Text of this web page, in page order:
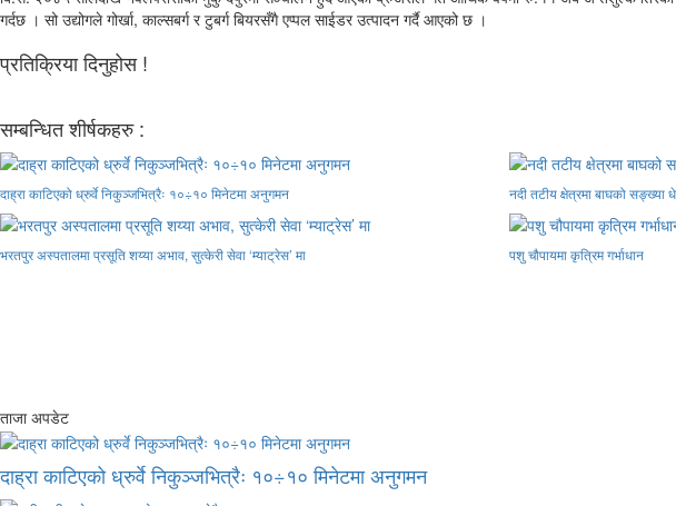
गर्दछ । सो उद्योगले गोर्खा, काल्सबर्ग र टुबर्ग बियरसँगै एप्पल साईडर उत्पादन गर्दै आएको छ ।
प्रतिक्रिया दिनुहोस !
सम्बन्धित शीर्षकहरु :
दाह्रा काटिएको ध्रुर्वे निकुञ्जभित्रैः १०÷१० मिनेटमा अनुगमन नदी तटीय क्षेत्रमा बाघको सङ्ख्या
भरतपुर अस्पतालमा प्रसूति शय्या अभाव, सुत्केरी सेवा ‘म्याट्रेस’ मा पशु चौपायमा कृत्रिम गर्भाधान
ताजा अपडेट
दाह्रा काटिएको ध्रुर्वे निकुञ्जभित्रैः १०÷१० मिनेटमा अनुगमन